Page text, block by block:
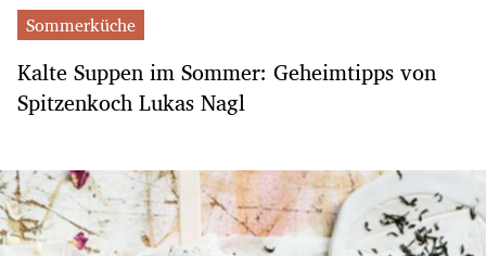
Sommerküche
Kalte Suppen im Sommer: Geheimtipps von
Spitzenkoch Lukas Nagl